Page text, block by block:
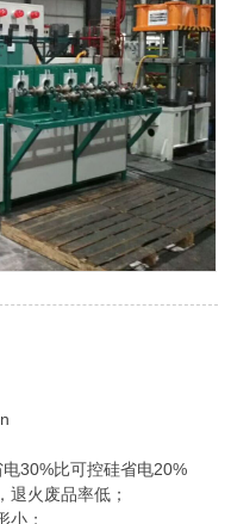
30%比可控硅省电20%
火废品率低；
小；